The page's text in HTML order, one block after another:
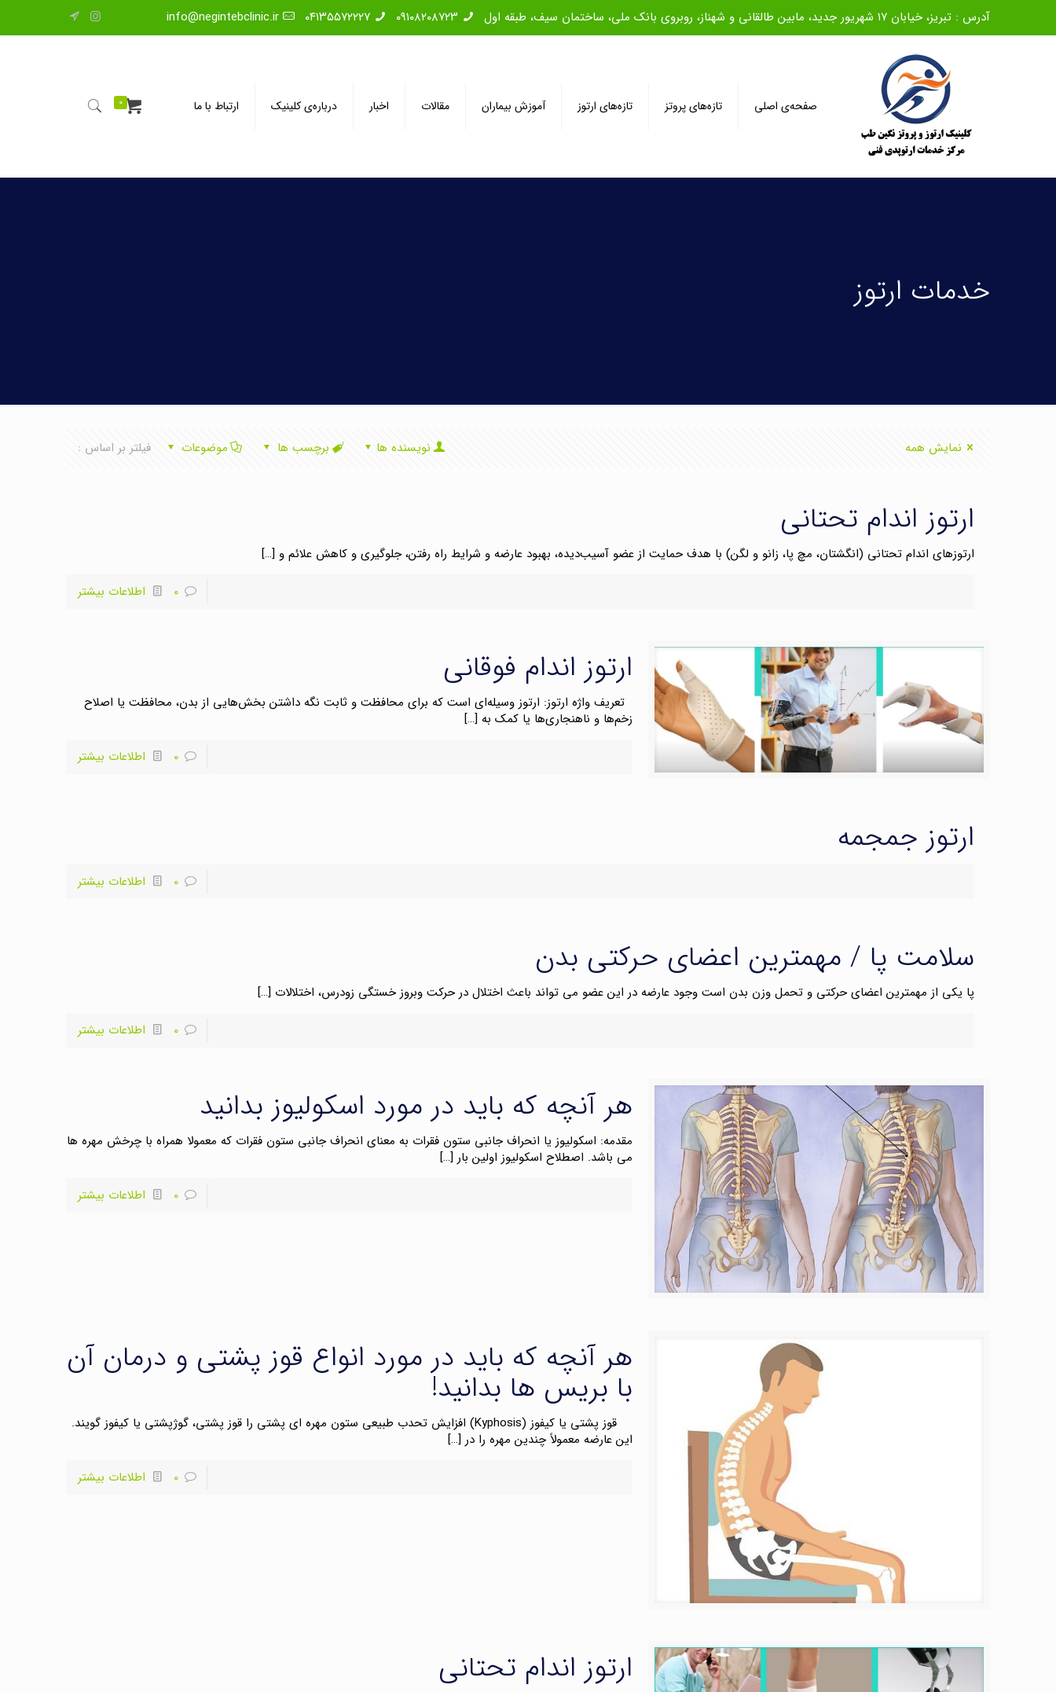
آدرس : تبریز، خیابان ۱۷ شهریور جدید، مابین طالقانی و شهناز، روبروی بانک ملی، ساختمان سیف، طبقه اول ۰۹۱۰۸۲۰۸۷۲۳ ۰۴۱۳۵۵۷۲۲۲۷ info@negintebclinic.ir
صفحه‌ی اصلی تازه‌های پروتز تازه‌های ارتوز آموزش بیماران مقالات اخبار درباره‌ی کلینیک ارتباط با ما 0
خدمات ارتوز
فیلتر بر اساس : موضوعات برچسب ها نویسنده ها نمایش همه
ارتوز اندام تحتانی
ارتوزهای اندام تحتانی (انگشتان، مچ پا، زانو و لگن) با هدف حمایت از عضو آسیب‌دیده، بهبود عارضه و شرایط راه رفتن، جلوگیری و کاهش علائم و […]
0
اطلاعات بیشتر
ارتوز اندام فوقانی
تعریف واژه ارتوز: ارتوز وسیله‌ای است که برای محافظت و ثابت نگه داشتن بخش‌هایی از بدن، محافظت یا اصلاح
زخم‌ها و ناهنجاری‌ها یا کمک به […]
0
اطلاعات بیشتر
ارتوز جمجمه
0 اطلاعات بیشتر
سلامت پا / مهمترین اعضای حرکتی بدن
پا یکی از مهمترین اعضای حرکتی و تحمل وزن بدن است وجود عارضه در این عضو می تواند باعث اختلال در حرکت وبروز خستگی زودرس، اختلالات […]
0
اطلاعات بیشتر
هر آنچه که باید در مورد اسکولیوز بدانید
مقدمه: اسکولیوز یا انحراف جانبی ستون فقرات به معنای انحراف جانبی ستون فقرات که معمولا همراه با چرخش مهره ها
می باشد. اصطلاح اسکولیوز اولین بار […]
0
اطلاعات بیشتر
هر آنچه که باید در مورد انواع قوز پشتی و درمان آن
با بریس ها بدانید!
قوز پشتی یا کیفوز (Kyphosis) افزایش تحدب طبیعی ستون مهره ای پشتی را قوز پشتی، گوژپشتی یا کیفوز گویند.
این عارضه معمولاً چندین مهره را در […]
0
اطلاعات بیشتر
ارتوز اندام تحتانی